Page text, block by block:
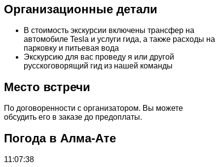
Организационные детали
В стоимость экскурсии включены трансфер на
автомобиле Tesla и услуги гида, а также расходы на
парковку и питьевая вода
Экскурсию для вас проведу я или другой
русскоговорящий гид из нашей команды
Место встречи
По договоренности с организатором. Вы можете
обсудить его в заказе до предоплаты.
Погода в Алма-Ате
11:07:38